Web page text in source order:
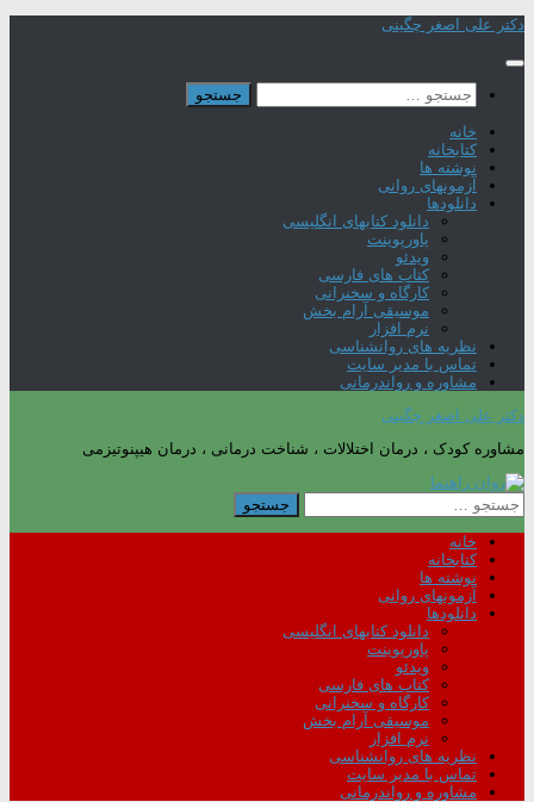
Skip
content
دکتر علی اصغر چگینی
جستجو
برای:
خانه
کتابخانه
نوشته ها
آزمونهای روانی
دانلودها
دانلود کتابهای انگلیسی
پاورپوینت
ویدئو
کتاب های فارسی
کارگاه و سخنرانی
موسیقی آرام بخش
نرم افزار
نظریه های روانشناسی
تماس با مدیر سایت
مشاوره و رواندرمانی
دکتر علی اصغر چگینی
مشاوره کودک ، درمان اختلالات ، شناخت درمانی ، درمان هیپنوتیزمی
جستجو
برای:
خانه
کتابخانه
نوشته ها
آزمونهای روانی
دانلودها
دانلود کتابهای انگلیسی
پاورپوینت
ویدئو
کتاب های فارسی
کارگاه و سخنرانی
موسیقی آرام بخش
نرم افزار
نظریه های روانشناسی
تماس با مدیر سایت
مشاوره و رواندرمانی